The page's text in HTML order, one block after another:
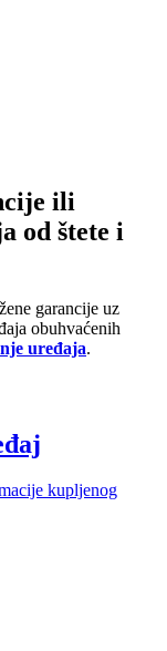
ili
od štete i
garancije uz
obuhvaćenih
uređaja.
kupljenog